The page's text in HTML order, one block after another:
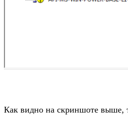
Как видно на скриншоте выше,